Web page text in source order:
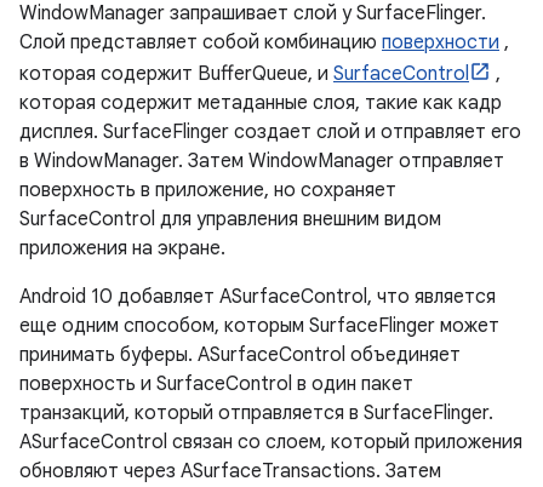
WindowManager запрашивает слой у SurfaceFlinger.
Слой представляет собой комбинацию поверхности ,
которая содержит BufferQueue, и SurfaceControl
,
которая содержит метаданные слоя, такие как кадр
дисплея. SurfaceFlinger создает слой и отправляет его
в WindowManager. Затем WindowManager отправляет
поверхность в приложение, но сохраняет
SurfaceControl для управления внешним видом
приложения на экране.
Android 10 добавляет ASurfaceControl, что является
еще одним способом, которым SurfaceFlinger может
принимать буферы. ASurfaceControl объединяет
поверхность и SurfaceControl в один пакет
транзакций, который отправляется в SurfaceFlinger.
ASurfaceControl связан со слоем, который приложения
обновляют через ASurfaceTransactions. Затем